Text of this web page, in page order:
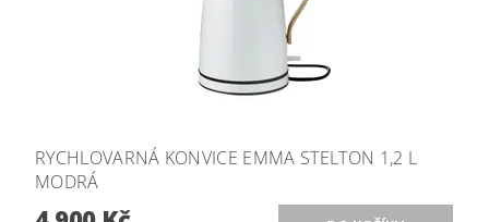
RYCHLOVARNÁ KONVICE EMMA STELTON 1,2 L
MODRÁ